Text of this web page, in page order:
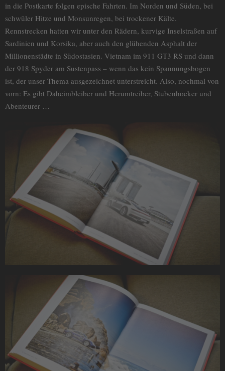
in die Postkarte folgen epische Fahrten. Im Norden und Süden, bei
schwüler Hitze und Monsunregen, bei trockener Kälte.
Rennstrecken hatten wir unter den Rädern, kurvige Inselstraßen auf
Sardinien und Korsika, aber auch den glühenden Asphalt der
Millionenstädte in Südostasien. Vietnam im 911 GT3 RS und dann
der 918 Spyder am Sustenpass – wenn das kein Spannungsbogen
ist, der unser Thema ausgezeichnet unterstreicht. Also, nochmal von
vorn: Es gibt Daheimbleiber und Herumtreiber, Stubenhocker und
Abenteurer …